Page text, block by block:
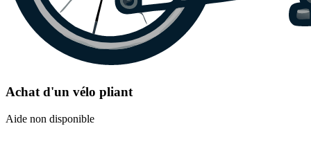
Achat d'un vélo pliant
Aide non disponible